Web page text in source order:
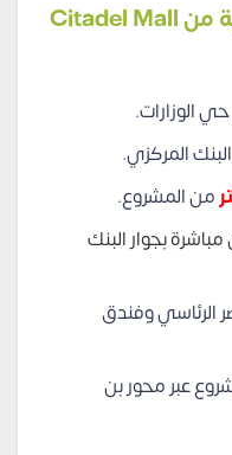
أهم الأماكن والمعالم القريبة من Citadel Mall
الوزارات.
المركزي.
من المشروع.
بجوار البنك
الرئاسي وفندق
عبر محور بن